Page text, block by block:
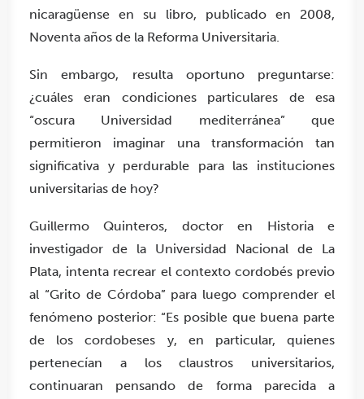
nicaragüense en su libro, publicado en 2008,
Noventa años de la Reforma Universitaria.
Sin embargo, resulta oportuno preguntarse:
¿cuáles eran condiciones particulares de esa
“oscura Universidad mediterránea” que
permitieron imaginar una transformación tan
significativa y perdurable para las instituciones
universitarias de hoy?
Guillermo Quinteros, doctor en Historia e
investigador de la Universidad Nacional de La
Plata, intenta recrear el contexto cordobés previo
al “Grito de Córdoba” para luego comprender el
fenómeno posterior: “Es posible que buena parte
de los cordobeses y, en particular, quienes
pertenecían a los claustros universitarios,
continuaran pensando de forma parecida a